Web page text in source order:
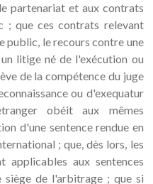
partenariat et aux contrats
; que ces contrats relevant
le recours contre une
litige né de l'exécution ou
de la compétence du juge
ou d'exequatur
obéit aux mêmes
d'une sentence rendue en
; que, dès lors, les
applicables aux sentences
siège de l'arbitrage ; que si